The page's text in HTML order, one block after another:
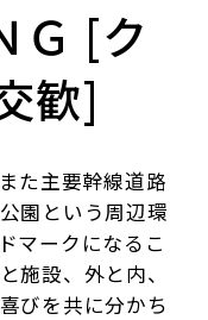
Ｇ [ク
歓]
た主要幹線道路
園という周辺環
マークになるこ
施設、外と内、
びを共に分かち